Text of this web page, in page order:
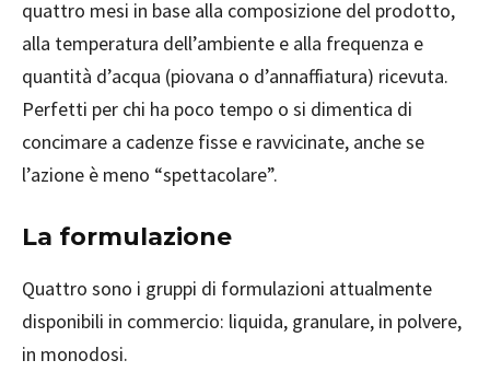
quattro mesi in base alla composizione del prodotto,
alla temperatura dell’ambiente e alla frequenza e
quantità d’acqua (piovana o d’annaffiatura) ricevuta.
Perfetti per chi ha poco tempo o si dimentica di
concimare a cadenze fisse e ravvicinate, anche se
l’azione è meno “spettacolare”.
La formulazione
Quattro sono i gruppi di formulazioni attualmente
disponibili in commercio: liquida, granulare, in polvere,
in monodosi.